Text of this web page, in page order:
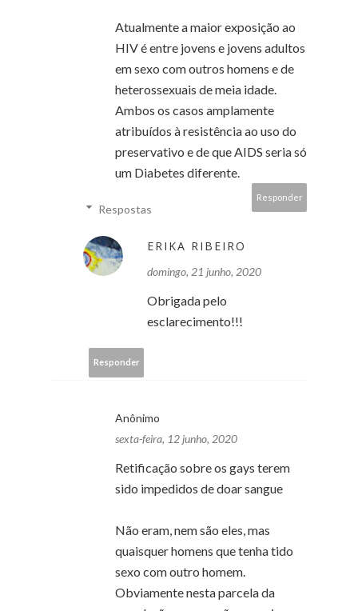
Atualmente a maior exposição ao
HIV é entre jovens e jovens adultos
em sexo com outros homens e de
heterossexuais de meia idade.
Ambos os casos amplamente
atribuídos à resistência ao uso do
preservativo e de que AIDS seria só
um Diabetes diferente.
Responder
Respostas
ERIKA RIBEIRO
domingo, 21 junho, 2020
Obrigada pelo
esclarecimento!!!
Responder
Anônimo
sexta-feira, 12 junho, 2020
Retificação sobre os gays terem
sido impedidos de doar sangue
Não eram, nem são eles, mas
quaisquer homens que tenha tido
sexo com outro homem.
Obviamente nesta parcela da